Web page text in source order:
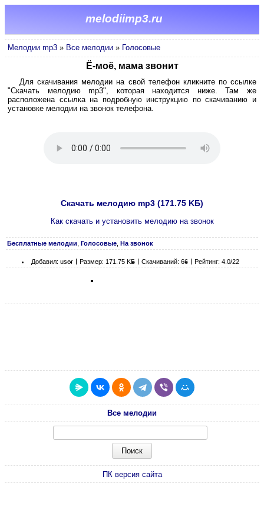
melodiimp3.ru
Мелодии mp3 » Все мелодии » Голосовые
Ё-моё, мама звонит
Для скачивания мелодии на свой телефон кликните по ссылке
"Скачать мелодию mp3", которая находится ниже. Там же
расположена ссылка на подробную инструкцию по скачиванию и
установке мелодии на звонок телефона.
Скачать мелодию mp3 (171.75 KБ)
Как скачать и установить мелодию на звонок
Бесплатные мелодии Голосовые На звонок
Добавил: user Размер: 171.75 KБ Скачиваний: 66 Рейтинг: 4.0/22
Все мелодии
ПК версия сайта